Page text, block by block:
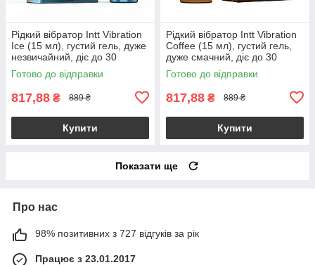
Рідкий вібратор Intt Vibration
Ice (15 мл), густий гель, дуже
незвичайний, діє до 30
хвилин
Готово до відправки
817,88 ₴ 889 ₴
Купити
Рідкий вібратор Intt Vibration
Coffee (15 мл), густий гель,
дуже смачний, діє до 30
хвилин
Готово до відправки
817,88 ₴ 889 ₴
Купити
Показати ще
Про нас
98% позитивних з 727 відгуків за рік
Працює з 23.01.2017